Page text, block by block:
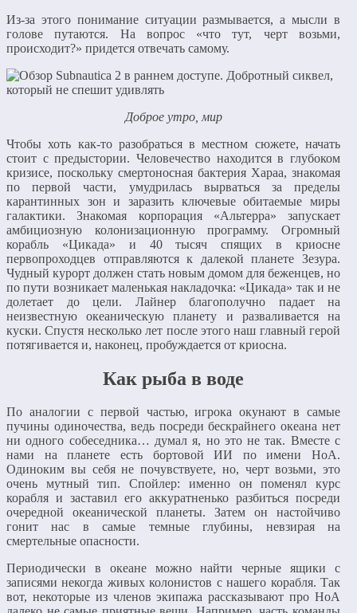
Из-за этого понимание ситуации размывается, а мысли в
голове путаются. На вопрос «что тут, черт возьми,
происходит?» придется отвечать самому.
Доброе утро, мир
Чтобы хоть как-то разобраться в местном сюжете, начать
стоит с предыстории. Человечество находится в глубоком
кризисе, поскольку смертоносная бактерия Хараа, знакомая
по первой части, умудрилась вырваться за пределы
карантинных зон и заразить ключевые обитаемые миры
галактики. Знакомая корпорация «Альтерра» запускает
амбициозную колонизационную программу. Огромный
корабль «Цикада» и 40 тысяч спящих в криосне
первопроходцев отправляются к далекой планете Зезура.
Чудный курорт должен стать новым домом для беженцев, но
по пути возникает маленькая накладочка: «Цикада» так и не
долетает до цели. Лайнер благополучно падает на
неизвестную океаническую планету и разваливается на
куски. Спустя несколько лет после этого наш главный герой
потягивается и, наконец, пробуждается от криосна.
Как рыба в воде
По аналогии с первой частью, игрока окунают в самые
пучины одиночества, ведь посреди бескрайнего океана нет
ни одного собеседника… думал я, но это не так. Вместе с
нами на планете есть бортовой ИИ по имени НоА.
Одиноким вы себя не почувствуете, но, черт возьми, это
очень мутный тип. Спойлер: именно он поменял курс
корабля и заставил его аккуратненько разбиться посреди
очередной океанической планеты. Затем он настойчиво
гонит нас в самые темные глубины, невзирая на
смертельные опасности.
Периодически в океане можно найти черные ящики с
записями некогда живых колонистов с нашего корабля. Так
вот, некоторые из членов экипажа рассказывают про НоА